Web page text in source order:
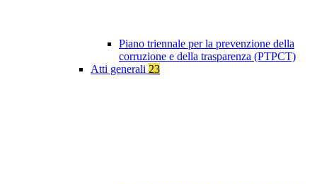
Piano triennale per la prevenzione della
corruzione e della trasparenza (PTPCT)
Atti generali 23